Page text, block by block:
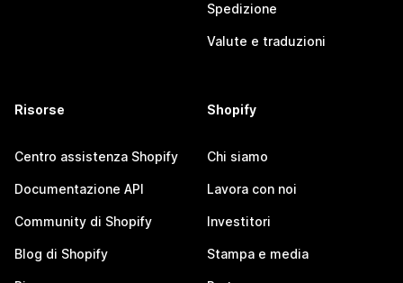
Spedizione
Valute e traduzioni
Risorse
Centro assistenza Shopify
Documentazione API
Community di Shopify
Blog di Shopify
Shopify
Chi siamo
Lavora con noi
Investitori
Stampa e media